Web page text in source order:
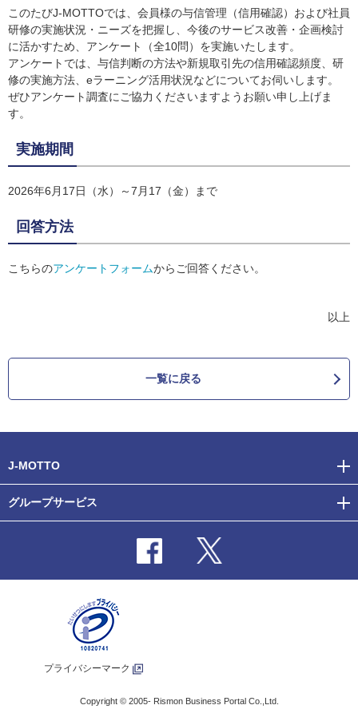
このたびJ-MOTTOでは、会員様の与信管理（信用確認）および社員
研修の実施状況・ニーズを把握し、今後のサービス改善・企画検討
に活かすため、アンケート（全10問）を実施いたします。
アンケートでは、与信判断の方法や新規取引先の信用確認頻度、研
修の実施方法、eラーニング活用状況などについてお伺いします。
ぜひアンケート調査にご協力くださいますようお願い申し上げま
す。
実施期間
2026年6月17日（水）～7月17（金）まで
回答方法
こちらのアンケートフォームからご回答ください。
以上
一覧に戻る
J-MOTTO
グループサービス
プライバシーマーク
Copyright © 2005-Rismon Business Portal Co.,Ltd.